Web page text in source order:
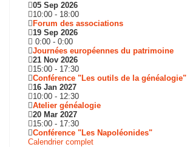
05 Sep 2026
10:00 - 18:00
Forum des associations
19 Sep 2026
0:00 - 0:00
Journées européennes du patrimoine
21 Nov 2026
15:00 - 17:30
Conférence "Les outils de la généalogie"
16 Jan 2027
10:00 - 12:30
Atelier généalogie
20 Mar 2027
15:00 - 17:30
Conférence "Les Napoléonides"
Calendrier complet